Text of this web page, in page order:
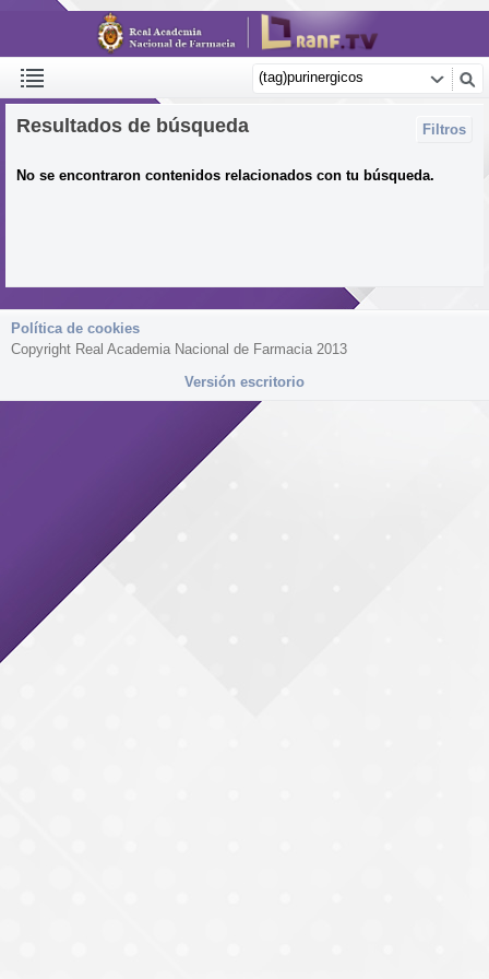
Filtros
Resultados de búsqueda
No se encontraron contenidos relacionados con tu búsqueda.
Política de cookies
Copyright Real Academia Nacional de Farmacia 2013
Versión escritorio